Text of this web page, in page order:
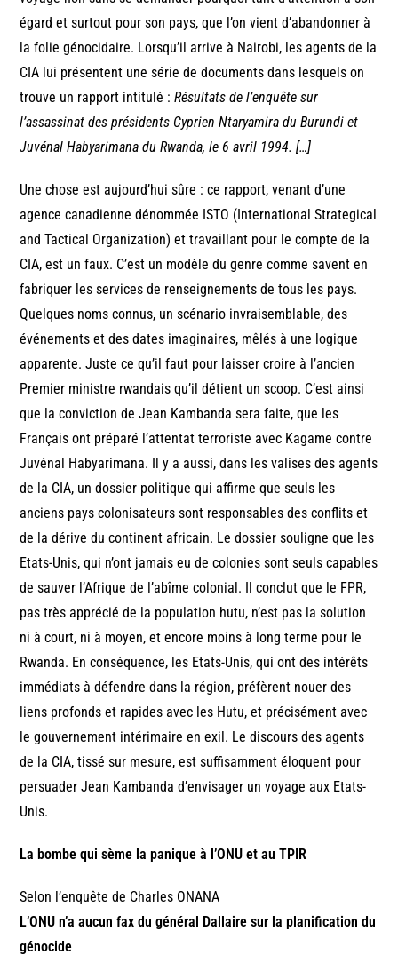
égard et surtout pour son pays, que l’on vient d’abandonner à
la folie génocidaire. Lorsqu’il arrive à Nairobi, les agents de la
CIA lui présentent une série de documents dans lesquels on
trouve un rapport intitulé :Résultats de l’enquête sur
l’assassinat des présidents Cyprien Ntaryamira du Burundi et
Juvénal Habyarimana du Rwanda, le 6 avril 1994. […]
Une chose est aujourd’hui sûre : ce rapport, venant d’une
agence canadienne dénommée ISTO (International Strategical
and Tactical Organization) et travaillant pour le compte de la
CIA, est un faux. C’est un modèle du genre comme savent en
fabriquer les services de renseignements de tous les pays.
Quelques noms connus, un scénario invraisemblable, des
événements et des dates imaginaires, mêlés à une logique
apparente. Juste ce qu’il faut pour laisser croire à l’ancien
Premier ministre rwandais qu’il détient un scoop. C’est ainsi
que la conviction de Jean Kambanda sera faite, que les
Français ont préparé l’attentat terroriste avec Kagame contre
Juvénal Habyarimana. Il y a aussi, dans les valises des agents
de la CIA, un dossier politique qui affirme que seuls les
anciens pays colonisateurs sont responsables des conflits et
de la dérive du continent africain. Le dossier souligne que les
Etats-Unis, qui n’ont jamais eu de colonies sont seuls capables
de sauver l’Afrique de l’abîme colonial. Il conclut que le FPR,
pas très apprécié de la population hutu, n’est pas la solution
ni à court, ni à moyen, et encore moins à long terme pour le
Rwanda. En conséquence, les Etats-Unis, qui ont des intérêts
immédiats à défendre dans la région, préfèrent nouer des
liens profonds et rapides avec les Hutu, et précisément avec
le gouvernement intérimaire en exil. Le discours des agents
de la CIA, tissé sur mesure, est suffisamment éloquent pour
persuader Jean Kambanda d’envisager un voyage aux Etats-
Unis.
La bombe qui sème la panique à l’ONU et au TPIR
Selon l’enquête de Charles ONANA
L’ONU n’a aucun fax du général Dallaire sur la planification du
génocide